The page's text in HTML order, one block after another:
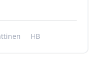
HB